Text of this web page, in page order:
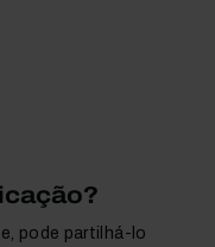
pode partilhá-lo